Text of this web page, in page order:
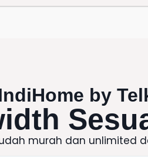
by
murah dan unlimited